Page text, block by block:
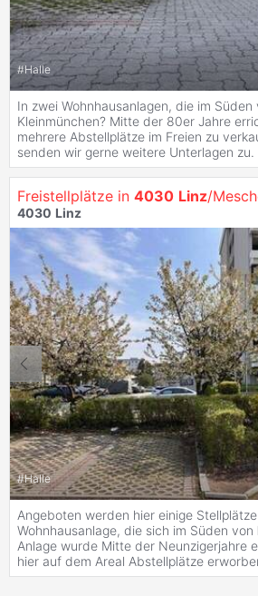
#Halle
In zwei Wohnhausanlagen, die im Süden
Kleinmünchen? Mitte der 80er Jahre
mehrere Abstellplätze im Freien zu
senden wir gerne weitere Unterlagen zu.
Freistellplätze in 4030 Linz/
4030 Linz
#Halle
Angeboten werden hier einige
Wohnhausanlage, die sich im Süden von
Anlage wurde Mitte der Neunzigerjahre
hier auf dem Areal Abstellplätze